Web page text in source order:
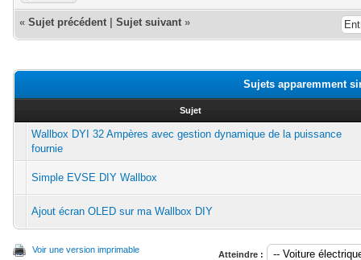
« Sujet précédent Sujet suivant »
Sujets apparemment
Sujet
Wallbox DYI 32 Ampères avec gestion dynamique de la puissance
fournie
Simple EVSE DIY Wallbox
Ajout écran OLED sur ma Wallbox DIY
Voir une version imprimable Atteindre :